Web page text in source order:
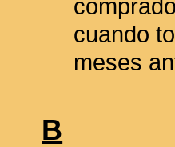
cuando
meses
B